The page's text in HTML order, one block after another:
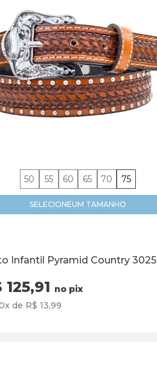
50 55 60 65 70 75
SELECIONEUM TAMANHO
Infantil Pyramid Country 3025
125,91 no pix
de R$ 13,99